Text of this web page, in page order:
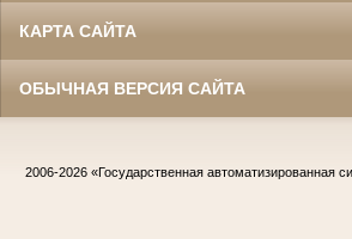
КАРТА САЙТА
ОБЫЧНАЯ ВЕРСИЯ САЙТА
2006-2026 «Государственная автоматизированная